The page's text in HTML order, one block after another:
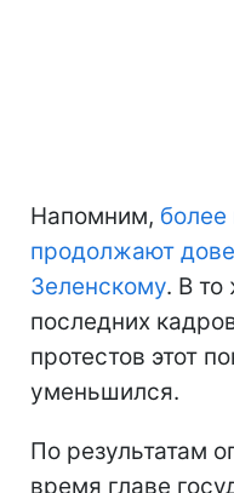
Напомним,
продолжают
Зеленскому. В то
последних
протестов этот
уменьшился.
По результатам
время главе